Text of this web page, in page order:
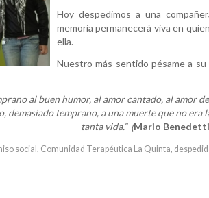
Hoy despedimos a una
memoria permanecerá viva en
ella.
Nuestro más sentido pésame a
al buen humor, al amor cantado, al amor
demasiado temprano, a una muerte que no era
tanta vida.” (Mario
social, Comunidad Terapéutica La Quinta,